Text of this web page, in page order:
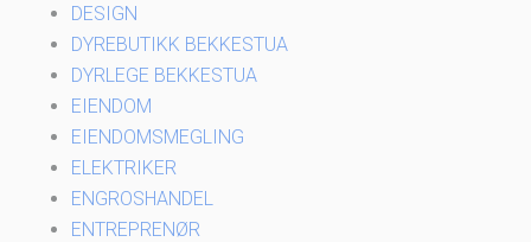
DESIGN
DYREBUTIKK BEKKESTUA
DYRLEGE BEKKESTUA
EIENDOM
EIENDOMSMEGLING
ELEKTRIKER
ENGROSHANDEL
ENTREPRENØR